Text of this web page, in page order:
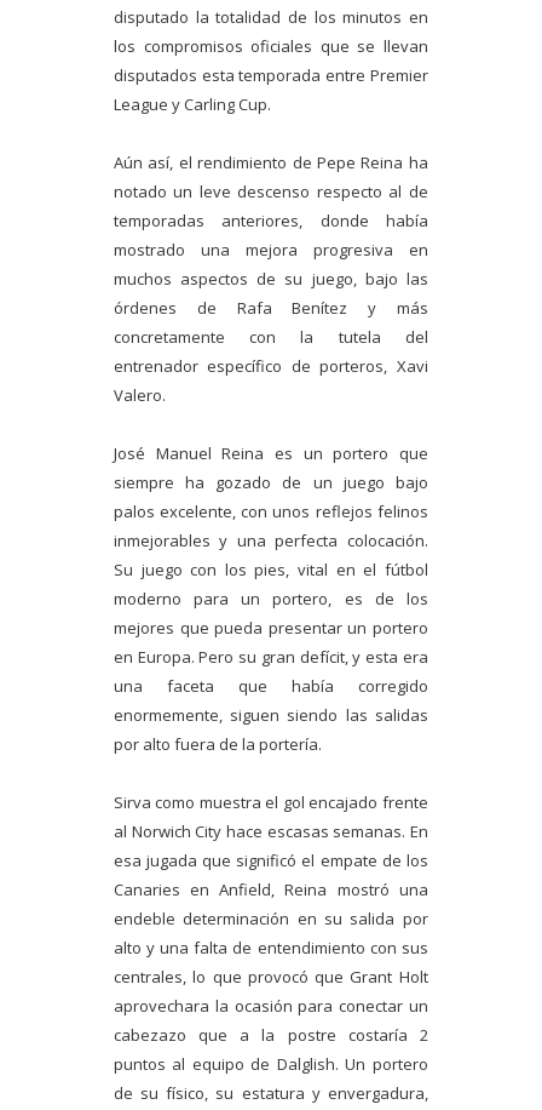
disputado la totalidad de los minutos en
los compromisos oficiales que se llevan
disputados esta temporada entre Premier
League y Carling Cup.
Aún así, el rendimiento de Pepe Reina ha
notado un leve descenso respecto al de
temporadas anteriores, donde había
mostrado una mejora progresiva en
muchos aspectos de su juego, bajo las
órdenes de Rafa Benítez y más
concretamente con la tutela del
entrenador específico de porteros, Xavi
Valero.
José Manuel Reina es un portero que
siempre ha gozado de un juego bajo
palos excelente, con unos reflejos felinos
inmejorables y una perfecta colocación.
Su juego con los pies, vital en el fútbol
moderno para un portero, es de los
mejores que pueda presentar un portero
en Europa. Pero su gran defícit, y esta era
una faceta que había corregido
enormemente, siguen siendo las salidas
por alto fuera de la portería.
Sirva como muestra el gol encajado frente
al Norwich City hace escasas semanas. En
esa jugada que significó el empate de los
Canaries en Anfield, Reina mostró una
endeble determinación en su salida por
alto y una falta de entendimiento con sus
centrales, lo que provocó que Grant Holt
aprovechara la ocasión para conectar un
cabezazo que a la postre costaría 2
puntos al equipo de Dalglish. Un portero
de su físico, su estatura y envergadura,